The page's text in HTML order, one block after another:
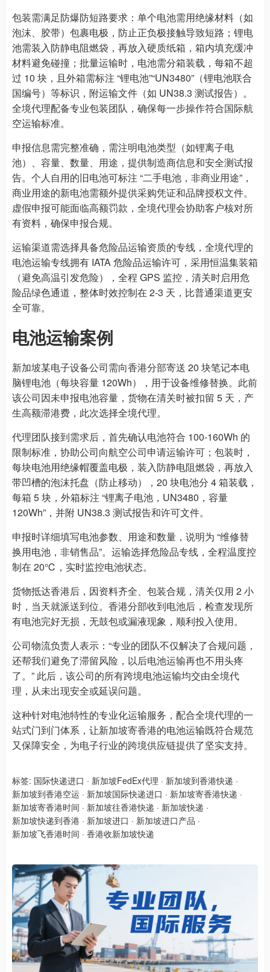
包装需满足防爆防短路要求：单个电池需用绝缘材料（如
泡沫、胶带）包裹电极，防止正负极接触导致短路；锂电
池需装入防静电阻燃袋，再放入硬质纸箱，箱内填充缓冲
材料避免碰撞；批量运输时，电池需分箱装载，每箱不超
过 10 块，且外箱需标注 “锂电池”“UN3480”（锂电池联合
国编号）等标识，附运输文件（如 UN38.3 测试报告）。
全境代理配备专业包装团队，确保每一步操作符合国际航
空运输标准。
申报信息需完整准确，需注明电池类型（如锂离子电
池）、容量、数量、用途，提供制造商信息和安全测试报
告。个人自用的旧电池可标注 “二手电池，非商业用途”，
商业用途的新电池需额外提供采购凭证和品牌授权文件。
虚假申报可能面临高额罚款，全境代理会协助客户核对所
有资料，确保申报合规。
运输渠道需选择具备危险品运输资质的专线，全境代理的
电池运输专线拥有 IATA 危险品运输许可，采用恒温集装箱
（避免高温引发危险），全程 GPS 监控，清关时启用危
险品绿色通道，整体时效控制在 2-3 天，比普通渠道更安
全可靠。
电池运输案例
新加坡某电子设备公司需向香港分部寄送 20 块笔记本电
脑锂电池（每块容量 120Wh），用于设备维修替换。此前
该公司因未申报电池容量，货物在清关时被扣留 5 天，产
生高额滞港费，此次选择全境代理。
代理团队接到需求后，首先确认电池符合 100-160Wh 的
限制标准，协助公司向航空公司申请运输许可；包装时，
每块电池用绝缘帽覆盖电极，装入防静电阻燃袋，再放入
带凹槽的泡沫托盘（防止移动），20 块电池分 4 箱装载，
每箱 5 块，外箱标注 “锂离子电池，UN3480，容量
120Wh”，并附 UN38.3 测试报告和许可文件。
申报时详细填写电池参数、用途和数量，说明为 “维修替
换用电池，非销售品”。运输选择危险品专线，全程温度控
制在 20℃，实时监控电池状态。
货物抵达香港后，因资料齐全、包装合规，清关仅用 2 小
时，当天就派送到位。香港分部收到电池后，检查发现所
有电池完好无损，无鼓包或漏液现象，顺利投入使用。
公司物流负责人表示：“专业的团队不仅解决了合规问题，
还帮我们避免了滞留风险，以后电池运输再也不用头疼
了。” 此后，该公司的所有跨境电池运输均交由全境代
理，从未出现安全或延误问题。
这种针对电池特性的专业化运输服务，配合全境代理的一
站式门到门体系，让新加坡寄香港的电池运输既符合规范
又保障安全，为电子行业的跨境供应链提供了坚实支持。
标签: 国际快递进口 · 新加坡FedEx代理 · 新加坡到香港快递 ·
新加坡到香港空运 · 新加坡国际快递进口 · 新加坡寄香港快递 ·
新加坡寄香港时间 · 新加坡往香港快递 · 新加坡快递 ·
新加坡快递到香港 · 新加坡进口 · 新加坡进口产品 ·
新加坡飞香港时间 · 香港收新加坡快递